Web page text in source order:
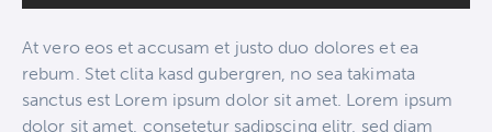
At vero eos et accusam et justo duo dolores et ea
rebum. Stet clita kasd gubergren, no sea takimata
sanctus est Lorem ipsum dolor sit amet. Lorem ipsum
dolor sit amet, consetetur sadipscing elitr, sed diam